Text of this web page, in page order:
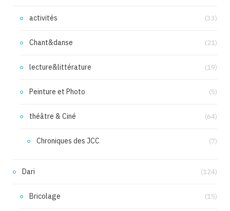
activités (33)
Chant&danse (21)
lecture&littérature (19)
Peinture et Photo (5)
théâtre & Ciné (64)
Chroniques des JCC (7)
Dari (124)
Bricolage (15)